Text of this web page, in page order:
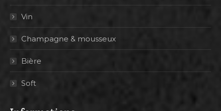
Vin
Champagne & mousseux
Bière
Soft